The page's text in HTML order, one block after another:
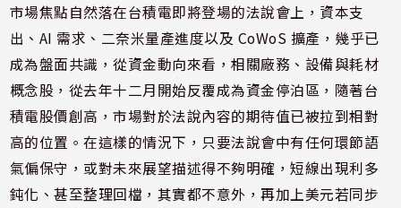
市場焦點自然落在台積電即將登場的法說會上，資本支
出、AI 需求、二奈米量產進度以及 CoWoS 擴產，幾乎已
成為盤面共識，從資金動向來看，相關廠務、設備與耗材
概念股，從去年十二月開始反覆成為資金停泊區，隨著台
積電股價創高，市場對於法說內容的期待值已被拉到相對
高的位置。在這樣的情況下，只要法說會中有任何環節語
氣偏保守，或對未來展望描述得不夠明確，短線出現利多
鈍化、甚至整理回檔，其實都不意外，再加上美元若同步